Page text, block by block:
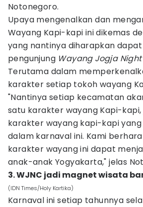
Notonegoro.
Upaya mengenalkan dan
Wayang Kapi-kapi ini dikemas
yang nantinya diharapkan
pengunjung Wayang Jogja
Terutama dalam
karakter setiap tokoh wayang
"Nantinya setiap kecamatan
satu karakter wayang Kapi-kapi,
karakter wayang kapi-kapi
dalam karnaval ini. Kami
karakter wayang ini dapat
anak-anak Yogyakarta," jelas
3. WJNC jadi magnet wisata
(IDN Times/Holy Kartika)
Karnaval ini setiap tahunnya